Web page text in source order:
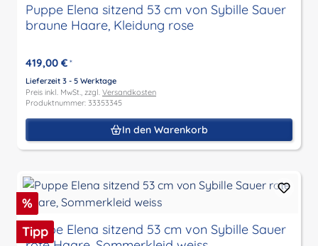
Puppe Elena sitzend 53 cm von Sybille Sauer
braune Haare, Kleidung rose
419,00 € *
Lieferzeit 3 - 5 Werktage
Preis inkl. MwSt., zzgl. Versandkosten
Produktnummer: 33353345
In den Warenkorb
Rabatt
%
Tipp
Puppe Elena sitzend 53 cm von Sybille Sauer